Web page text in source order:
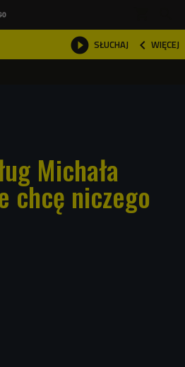
 SŁUCHAJ  WIĘCEJ

Michała
chcę niczego